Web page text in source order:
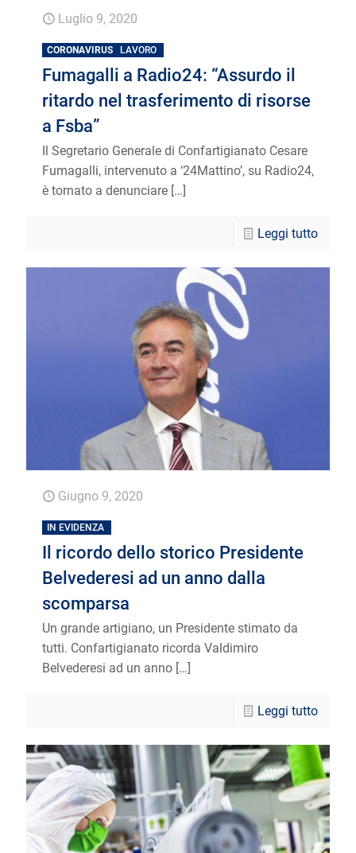
Luglio 9, 2020
CORONAVIRUS LAVORO
Fumagalli a Radio24: “Assurdo il
ritardo nel trasferimento di risorse
a Fsba”
Il Segretario Generale di Confartigianato Cesare
Fumagalli, intervenuto a ‘24Mattino’, su Radio24,
è tornato a denunciare […]
Leggi tutto
Giugno 9, 2020
IN EVIDENZA
Il ricordo dello storico Presidente
Belvederesi ad un anno dalla
scomparsa
Un grande artigiano, un Presidente stimato da
tutti. Confartigianato ricorda Valdimiro
Belvederesi ad un anno […]
Leggi tutto